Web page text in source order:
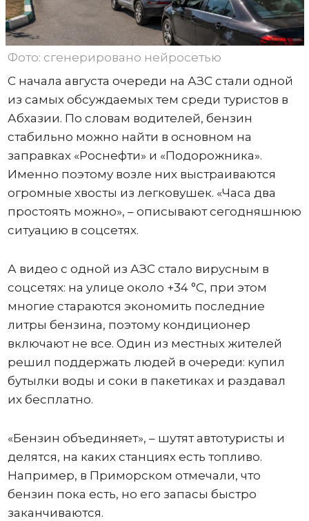
Фото: сгенерировано нейросетью
С начала августа очереди на АЗС стали одной
из самых обсуждаемых тем среди туристов в
Абхазии. По словам водителей, бензин
стабильно можно найти в основном на
заправках «Роснефти» и «Подорожника».
Именно поэтому возле них выстраиваются
огромные хвосты из легковушек. «Часа два
простоять можно», – описывают сегодняшнюю
ситуацию в соцсетях.
А видео с одной из АЗС стало вирусным в
соцсетях: на улице около +34 °C, при этом
многие стараются экономить последние
литры бензина, поэтому кондиционер
включают не все. Один из местных жителей
решил поддержать людей в очереди: купил
бутылки воды и соки в пакетиках и раздавал
их бесплатно.
«Бензин объединяет», – шутят автотуристы и
делятся, на каких станциях есть топливо.
Например, в Приморском отмечали, что
бензин пока есть, но его запасы быстро
заканчиваются.